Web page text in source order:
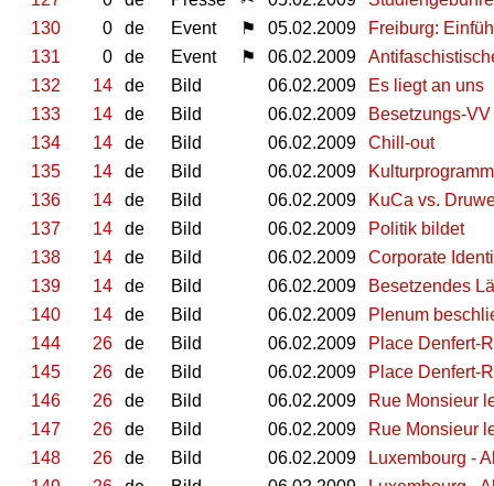
130
0 de Event ⚑ 05.02.2009
Freiburg:
131
0 de Event ⚑ 06.02.2009
132
14 de Bild 06.02.2009
Es liegt an uns
133
14 de Bild 06.02.2009
Besetzungs-VV
134
14 de Bild 06.02.2009
Chill-out
135
14 de Bild 06.02.2009
Kulturprogramm
136
14 de Bild 06.02.2009
KuCa vs.
137
14 de Bild 06.02.2009
Politik bildet
138
14 de Bild 06.02.2009
Corporate
139
14 de Bild 06.02.2009
Besetzendes
140
14 de Bild 06.02.2009
Plenum
144
26 de Bild 06.02.2009
Place Denfert-
145
26 de Bild 06.02.2009
Place Denfert-
146
26 de Bild 06.02.2009
Rue Monsieur
147
26 de Bild 06.02.2009
Rue Monsieur
148
26 de Bild 06.02.2009
Luxembourg -